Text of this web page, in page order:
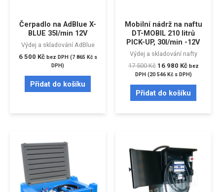
Čerpadlo na AdBlue X-
BLUE 35l/min 12V
Výdej a skladování AdBlue
6 500 Kč bez DPH (7 865 Kčs
DPH)
Přidat do košíku
Mobilní nádrž na naftu
DT-MOBIL 210 litrů
PICK-UP, 30l/min -12V
Výdej a skladování nafty
17 500Kč 16 980 Kč bez
DPH (20 546 Kčs DPH)
Přidat do košíku